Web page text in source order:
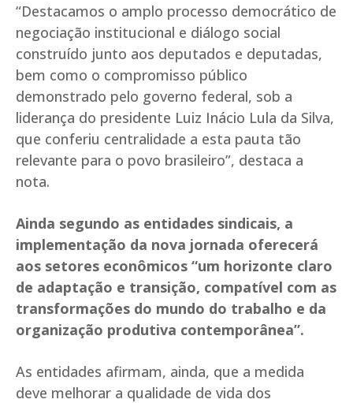
“Destacamos o amplo processo democrático de
negociação institucional e diálogo social
construído junto aos deputados e deputadas,
bem como o compromisso público
demonstrado pelo governo federal, sob a
liderança do presidente Luiz Inácio Lula da Silva,
que conferiu centralidade a esta pauta tão
relevante para o povo brasileiro”, destaca a
nota.
Ainda segundo as entidades sindicais, a
implementação da nova jornada oferecerá
aos setores econômicos “um horizonte claro
de adaptação e transição, compatível com as
transformações do mundo do trabalho e da
organização produtiva contemporânea”.
As entidades afirmam, ainda, que a medida
deve melhorar a qualidade de vida dos